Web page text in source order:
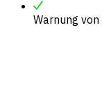
Warnung von